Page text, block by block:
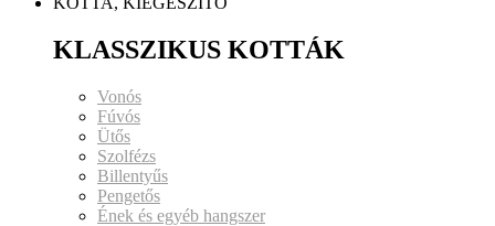
KLASSZIKUS KOTTÁK
Vonós
Fúvós
Ütős
Szolfézs
Billentyűs
Pengetős
Ének és egyéb hangszer